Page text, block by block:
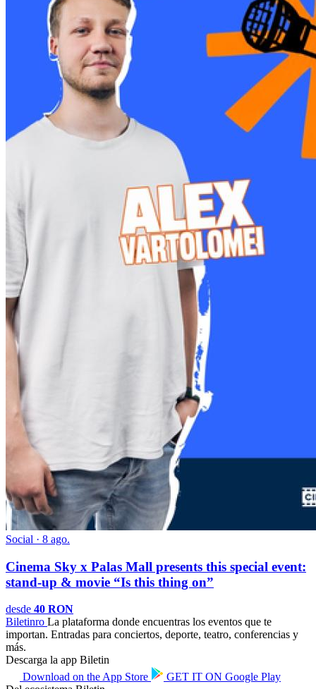
Social · 8 ago.
Cinema Sky x Palas Mall presents this special event:
stand-up & movie “Is this thing on”
desde 40 RON
Biletinro La plataforma donde encuentras los eventos que te
importan. Entradas para conciertos, deporte, teatro, conferencias y
más.
Descarga la app Biletin
Download on the App Store GET IT ON Google Play